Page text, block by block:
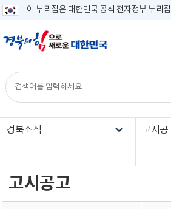
이 누리집은 대한민국 공식 전자정부 누리
경북소식 고시공
고시공고